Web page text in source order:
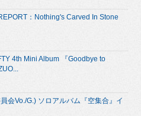
：Nothing's Carved In Stone
4th Mini Album 『Goodbye to
会Vo./G.) ソロアルバム『空集合』イ